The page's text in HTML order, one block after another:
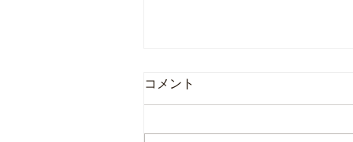
コメント